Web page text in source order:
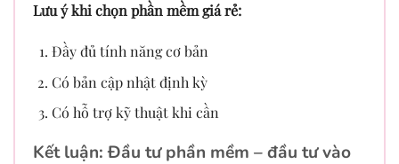
Lưu ý khi chọn phần mềm giá rẻ:
Đầy đủ tính năng cơ bản
Có bản cập nhật định kỳ
Có hỗ trợ kỹ thuật khi cần
Kết luận: Đầu tư phần mềm – đầu tư vào